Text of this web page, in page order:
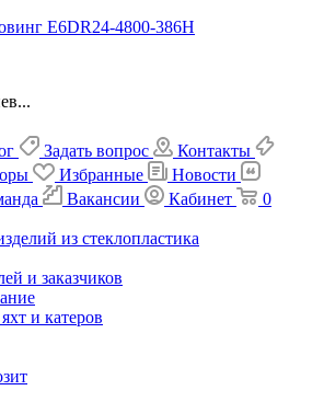
E6DR24-4800-386H
Задать вопрос
Контакты
Избранные
Новости
Вакансии Кабинет
0
из стеклопластика
и заказчиков
и катеров